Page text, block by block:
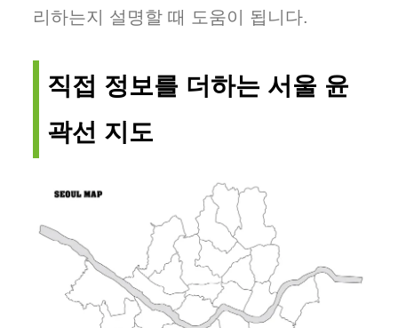
리하는지 설명할 때 도움이 됩니다.
직접 정보를 더하는 서울 윤
곽선 지도